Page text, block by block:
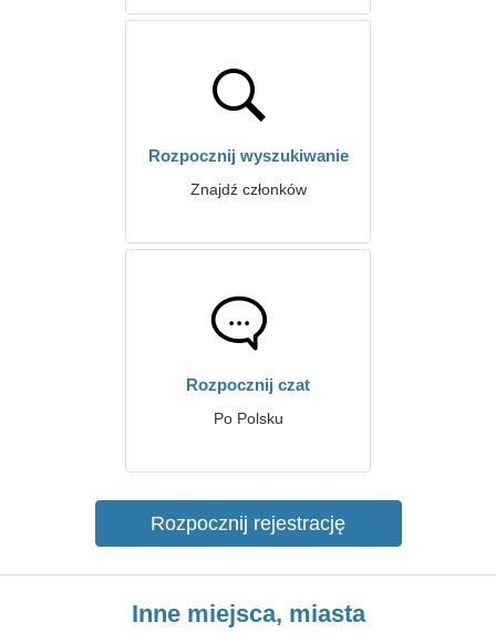
Rozpocznij wyszukiwanie
Znajdź członków
Rozpocznij czat
Po Polsku
Rozpocznij rejestrację
Inne miejsca, miasta